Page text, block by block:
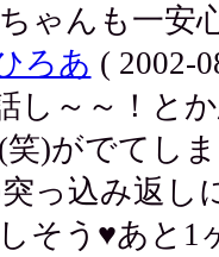
ゃんも一安
ろあ ( 2002-
し～～！と
笑)がでてし
っ込み返し
そう♥あと1